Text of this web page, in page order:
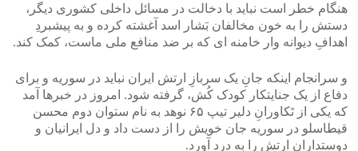
هنگام خطر است نباید با دخالت در مسائل داخلی کشوری دیگر،
دستش را به خون مخالفان بَشار اسد آغشته کرده و به پیشبردِ
اهدافِ دیوانه وار خامنه ای که بر ضد منافع ملی ماست، کمک کند.
و سرانجام اینکه جانِ یک سربازِ ارتش ایران نباید در سوریه و برای
دفاع از یک جنایتکار کودک کُش، گرفته شود. امروز در خبرها آمد
که یکی از تَکاورانِ دلیر تیپ ۶۵ نوهد به نام ستوان دوم محسن
قیطاسلو در سوریه جان خویش را از دست داد و دل ایرانیان و
دوستدارانِ ارتش را به درد آورد.